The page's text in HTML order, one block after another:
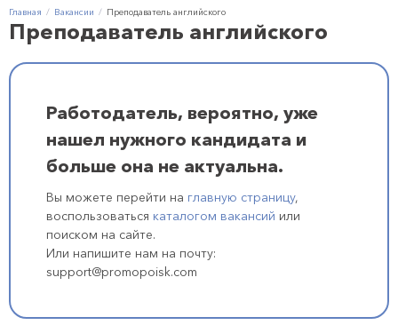
Главная Вакансии Преподаватель английского
Преподаватель английского
Работодатель, вероятно, уже
нашел нужного кандидата и
больше она не актуальна.
Вы можете перейти на главную страницу,
воспользоваться каталогом вакансий или
поиском на сайте.
Или напишите нам на почту:
support@promopoisk.com